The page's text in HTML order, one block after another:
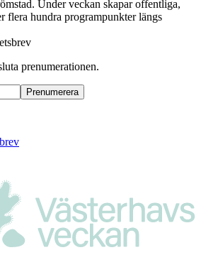
Under veckan skapar offentliga,
flera hundra programpunkter längs
prenumerationen.